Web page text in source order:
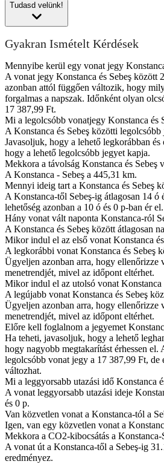
Tudasd velünk!
Gyakran Ismételt Kérdések
Mennyibe kerül egy vonat jegy
A vonat jegy Konstanca és Sebeş között
azonban attól függően változik, hogy
forgalmas a napszak. Időnként olyan
17 387,99 Ft.
Mi a legolcsóbb vonatjegy Konstanca és
A Konstanca és Sebeş közötti
Javasoljuk, hogy a lehető legkorábban
hogy a lehető legolcsóbb jegyet kapja.
Mekkora a távolság Konstanca és Sebeş
A Konstanca - Sebeş a 445,31 km.
Mennyi ideig tart a Konstanca és Sebeş
A Konstanca-től Sebeş-ig átlagosan 14 ó
lehetőség azonban a 10 ó és 0 p-ban ér el.
Hány vonat vált naponta Konstanca-ról
A Konstanca és Sebeş között átlagosan
Mikor indul el az első vonat Konstanca
A legkorábbi vonat Konstanca és Sebeş
Ügyeljen azonban arra, hogy ellenőrizze
menetrendjét, mivel az időpont eltérhet.
Mikor indul el az utolsó vonat Konstanca
A legújabb vonat Konstanca és Sebeş
Ügyeljen azonban arra, hogy ellenőrizze
menetrendjét, mivel az időpont eltérhet.
Előre kell foglalnom a jegyemet
Ha teheti, javasoljuk, hogy a lehető
hogy nagyobb megtakarítást érhessen el.
legolcsóbb vonat jegy a 17 387,99 Ft, de
változhat.
Mi a leggyorsabb utazási idő Konstanca
A vonat leggyorsabb utazási ideje
és 0 p.
Van közvetlen vonat a Konstanca-tól a
Igen, van egy közvetlen vonat a
Mekkora a CO2-kibocsátás a Konstanca-
A vonat út a Konstanca-től a Sebeş-ig
eredményez.